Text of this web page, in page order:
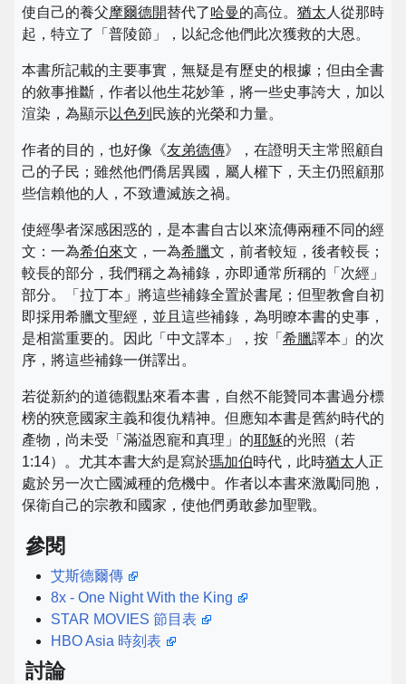
使自己的養父摩爾德開替代了哈曼的高位。 猶太人從那時
起，特立了「普陵節」，以紀念他們此次獲救的大恩。
本書所記載的主要事實，無疑是有歷史的根據；但由全書
的敘事推斷，作者以他生花妙筆，將一些史事誇大，加以
渲染，為顯示以色列 民族的光榮和力量。
作者的目的，也好像《友弟德傳》，在證明天主常照顧自
己的子民；雖然他們僑居異國，屬人權下，天主仍照顧那
些信賴他的人，不致遭滅族之禍。
使經學者深感困惑的，是本書自古以來流傳兩種不同的經
文：一為希伯來文，一為希臘文，前者較短，後者較長；
較長的部分，我們稱之為補錄，亦即通常所稱的「次經」
部分。「拉丁本」將這些補錄全置於書尾；但聖教會自初
即採用希臘文聖經，並且這些補錄，為明瞭本書的史事，
是相當重要的。因此「中文譯本」，按「 希臘譯本」的次
序，將這些補錄一併譯出。
若從新約的道德觀點來看本書，自然不能贊同本書過分標
榜的狹意國家主義和復仇精神。但應知本書是舊約時代的
產物，尚未受「滿溢恩寵和真理」的耶穌的光照（若
1:14）。尤其本書大約是寫於瑪加伯時代，此時猶太人正
處於另一次亡國滅種的危機中。作者以本書來激勵同胞，
保衛自己的宗教和國家，使他們勇敢參加聖戰。
參閱
艾斯德爾傳
8x - One Night With the King
STAR MOVIES 節目表
HBO Asia 時刻表
討論